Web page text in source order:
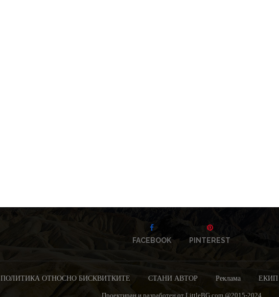
FACEBOOK PINTEREST
ПОЛИТИКА ОТНОСНО БИСКВИТКИТЕ СТАНИ АВТОР Реклама ЕКИП
Проектиран и разработен от LittleBG.com @2015-2024